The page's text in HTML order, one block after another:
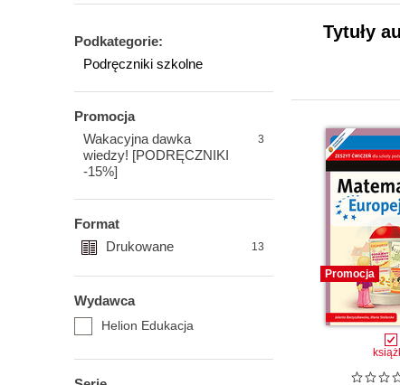
Podkategorie:
Podręczniki szkolne
Promocja
Wakacyjna dawka
wiedzy! [PODRĘCZNIKI
-15%]
3
Format
Drukowane
13
Wydawca
Helion Edukacja
Tytuły
Promocja